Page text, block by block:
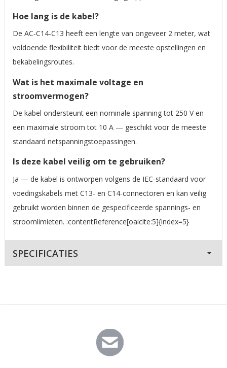
Hoe lang is de kabel?
De AC‑C14‑C13 heeft een lengte van ongeveer 2 meter, wat
voldoende flexibiliteit biedt voor de meeste opstellingen en
bekabelingsroutes.
Wat is het maximale voltage en
stroomvermogen?
De kabel ondersteunt een nominale spanning tot 250 V en
een maximale stroom tot 10 A — geschikt voor de meeste
standaard netspanningstoepassingen.
Is deze kabel veilig om te gebruiken?
Ja — de kabel is ontworpen volgens de IEC‑standaard voor
voedingskabels met C13‑ en C14‑connectoren en kan veilig
gebruikt worden binnen de gespecificeerde spannings- en
stroomlimieten. :contentReference[oaicite:5]{index=5}
SPECIFICATIES